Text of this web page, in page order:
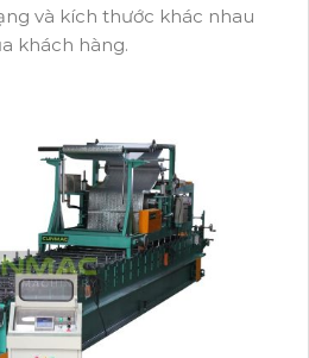
và kích thước khác nhau
khách hàng.